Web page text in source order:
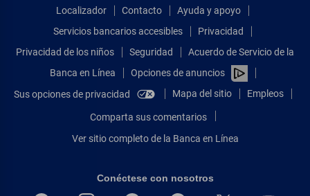
Localizador Contacto
Ayuda y apoyo
Servicios bancarios accesibles
Privacidad
Privacidad de los niños
Seguridad
Acuerdo de Servicio de la
Banca en Línea
Opciones de anuncios
Sus opciones de privacidad
Mapa del sitio Empleos
Comparta sus comentarios
Ver sitio completo de la Banca en Línea
Conéctese con nosotros